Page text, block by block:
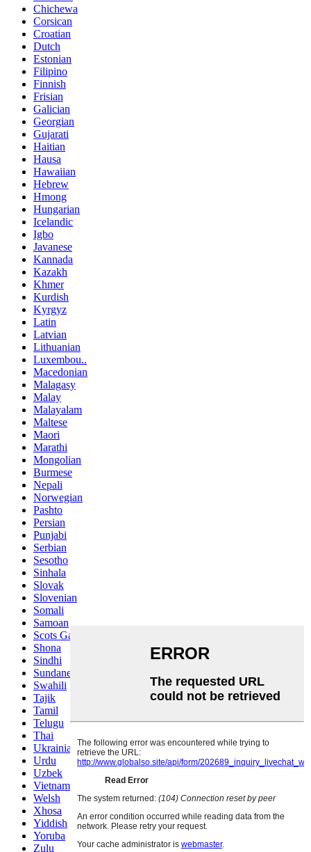
Chichewa
Corsican
Croatian
Dutch
Estonian
Filipino
Finnish
Frisian
Galician
Georgian
Gujarati
Haitian
Hausa
Hawaiian
Hebrew
Hmong
Hungarian
Icelandic
Igbo
Javanese
Kannada
Kazakh
Khmer
Kurdish
Kyrgyz
Latin
Latvian
Lithuanian
Luxembou..
Macedonian
Malagasy
Malay
Malayalam
Maltese
Maori
Marathi
Mongolian
Burmese
Nepali
Norwegian
Pashto
Persian
Punjabi
Serbian
Sesotho
Sinhala
Slovak
Slovenian
Somali
Samoan
Scots Gaelic
Shona
Sindhi
Sundanese
Swahili
Tajik
Tamil
Telugu
Thai
Ukrainian
Urdu
Uzbek
Vietnamese
Welsh
Xhosa
Yiddish
Yoruba
Zulu